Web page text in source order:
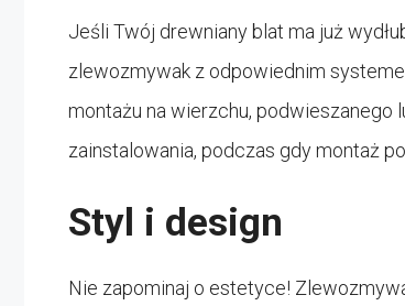
Jeśli Twój drewniany blat ma już
zlewozmywak z odpowiednim
montażu na wierzchu, podwieszanego
zainstalowania, podczas gdy montaż
Styl i design
Nie zapominaj o estetyce!